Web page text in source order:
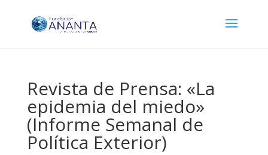
Revista de Prensa: «La
epidemia del miedo»
(Informe Semanal de
Política Exterior)